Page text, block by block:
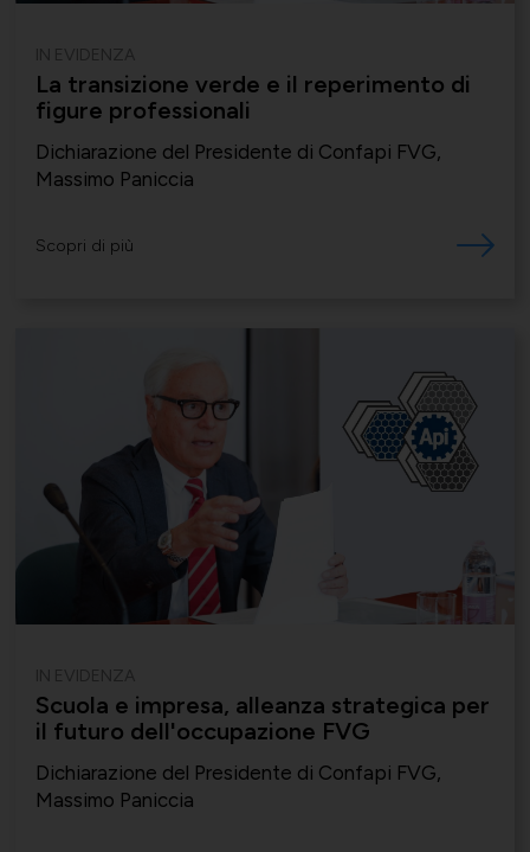
La transizione verde e il reperimento di
figure professionali
Dichiarazione del Presidente di Confapi FVG,
Massimo Paniccia
Scopri di più
Scuola e impresa, alleanza strategica per
il futuro dell'occupazione FVG
Dichiarazione del Presidente di Confapi FVG,
Massimo Paniccia